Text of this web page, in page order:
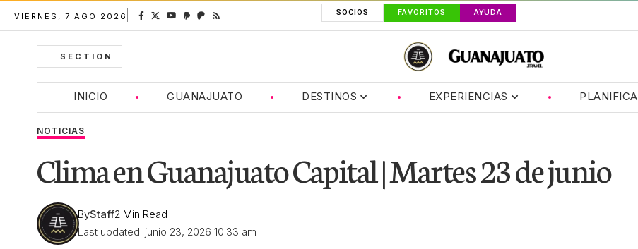
VIERNES, 7 AGO 2026 SOCIOS FAVORITOS AYUDA
SECTION
INICIO GUANAJUATO DESTINOS EXPERIENCIAS PLANIFICA
NOTICIAS
Clima en Guanajuato Capital | Martes 23 de junio
Last updated: junio 23, 2026 10:33 am
ByStaff2 Min Read